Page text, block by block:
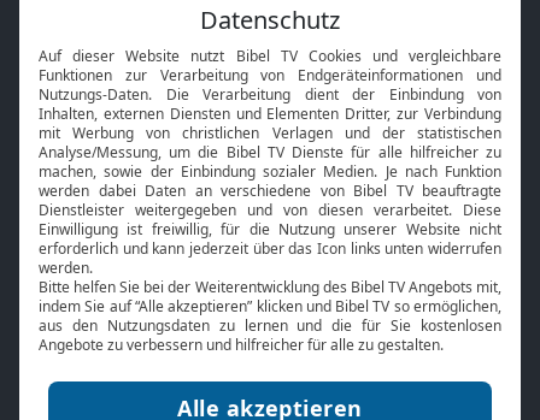
Neuigkeiten
Mobile App
Smart TV
HbbTV
Bibelthek Online-Bibel
Nächster Gottesdienst
Bibel TV
Über uns
Jobs
Mediadaten
Service
Kontakt
TV-Empfang